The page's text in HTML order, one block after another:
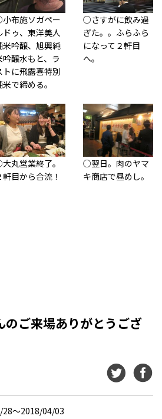
布施ソガペー
ドゥ、東洋美人
米吟醸、旭興純
吟醸水もと、ラ
トに飛露喜特別
米で締める。
○さすがに飲み過
ぎた。。ふらふら
になって２軒目
へ。
丸営業終了。
軒目から合流！
○翌日。肉のヤマ
キ商店で昼めし。
のご来場ありがとうござ
〜2018/04/03